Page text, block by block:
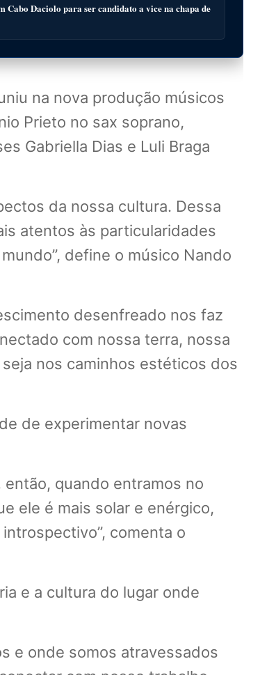
Cabo Daciolo para ser candidato a vice na chapa de
na nova produção músicos
Prieto no sax soprano,
Gabriella Dias e Luli Braga
da nossa cultura. Dessa
atentos às particularidades
define o músico Nando
desenfreado nos faz
com nossa terra, nossa
nos caminhos estéticos dos
de experimentar novas
então, quando entramos no
ele é mais solar e enérgico,
comenta o
e a cultura do lugar onde
e onde somos atravessados